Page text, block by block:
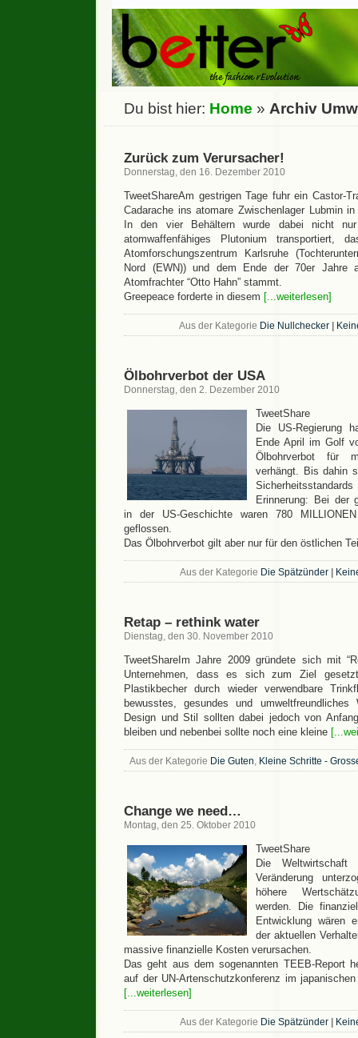
Du bist hier: Home » Archiv
Zurück zum Verursacher!
Donnerstag, den 16. Dezember 2010
TweetShareAm gestrigen Tage fuhr ein Castor-
Cadarache ins atomare Zwischenlager Lubmin in
In den vier Behältern wurde dabei nicht
atomwaffenfähiges Plutonium transportiert,
Atomforschungszentrum Karlsruhe
Nord (EWN)) und dem Ende der 70er Jahre
Atomfrachter “Otto Hahn” stammt.
Greepeace forderte in diesem [...weiterlesen]
Aus der Kategorie Die Nullchecker
Ölbohrverbot der USA
Donnerstag, den 2. Dezember 2010
TweetShare
Die US-Regierung
Ende April im Golf
Ölbohrverbot für
verhängt. Bis dahin
Erinnerung: Bei der
in der US-Geschichte waren 780
geflossen.
Das Ölbohrverbot gilt aber nur für den östlichen
Aus der Kategorie Die Spätzünder
Retap – rethink water
Dienstag, den 30. November 2010
TweetShareIm Jahre 2009 gründete sich mit
Unternehmen, dass es sich zum Ziel
Plastikbecher durch wieder verwendbare
bewusstes, gesundes und umweltfreundliches
Design und Stil sollten dabei jedoch von
bleiben und nebenbei sollte noch eine kleine
Aus der Kategorie Die Guten, Kleine Schritte -
Change we need…
Montag, den 25. Oktober 2010
TweetShare
Die
Veränderung
höhere
werden. Die
Entwicklung wären
der aktuellen
massive finanzielle Kosten verursachen.
Das geht aus dem sogenannten TEEB-Report
auf der UN-Artenschutzkonferenz im
[...weiterlesen]
Aus der Kategorie Die Spätzünder